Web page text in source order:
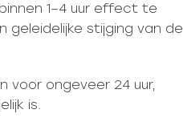
1–4 uur effect te
stijging van de
voor ongeveer 24 uur,
is.